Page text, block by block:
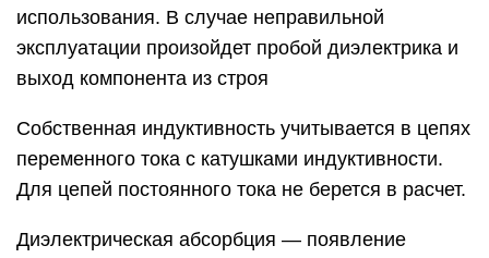
использования. В случае неправильной
эксплуатации произойдет пробой диэлектрика и
выход компонента из строя
Собственная индуктивность учитывается в цепях
переменного тока с катушками индуктивности.
Для цепей постоянного тока не берется в расчет.
Диэлектрическая абсорбция — появление